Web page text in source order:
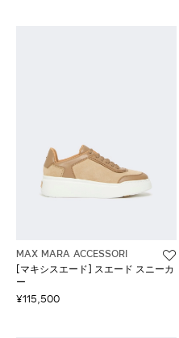
MAX MARA ACCESSORI
[マキシスエード] スエード スニーカ
ー
¥115,500